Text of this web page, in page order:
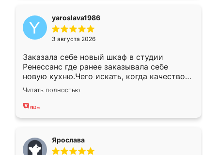
yaroslava1986
3 августа 2026
Заказала себе новый шкаф в студии
Ренессанс где ранее заказывала себе
новую кухню.Чего искать, когда качеством
вполне довольна. Служит кухня уже почти
два года, нареканий нет.
Читать полностью
Ярослава